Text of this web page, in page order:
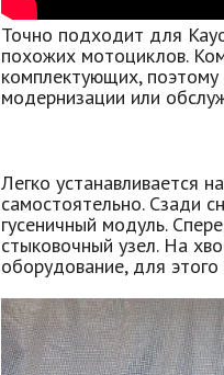
Точно подходит для
похожих мотоциклов.
комплектующих,
модернизации или
Легко устанавливается
самостоятельно. Сзади
гусеничный модуль.
стыковочный узел. На
оборудование, для